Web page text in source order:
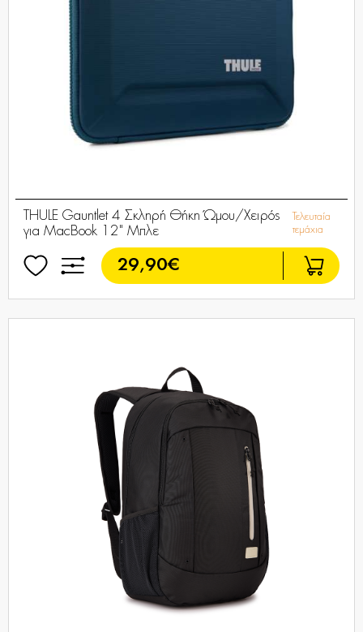
THULE Gauntlet 4 Σκληρή Θήκη Ώμου/Χειρός
για MacBook 12" Μπλε
Τελευταία
τεμάχια
29,90€